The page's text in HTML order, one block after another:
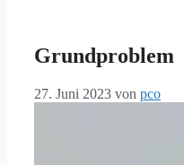
Grundproblem
27. Juni 2023 von pco